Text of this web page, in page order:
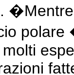
polare